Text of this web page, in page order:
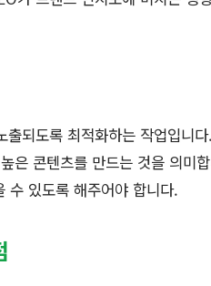
되도록 최적화하는 작업입니
은 콘텐츠를 만드는 것을 의미
수 있도록 해주어야 합니다.